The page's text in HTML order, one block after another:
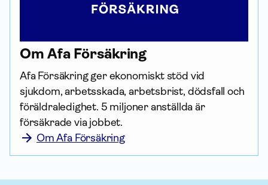
Om Afa För­säkring
Afa För­säkring ger ekonomiskt stöd vid
sjukdom, arbetsskada, arbetsbrist, dödsfall och
föräldraledighet. 5 miljoner anställda är
försäkrade via jobbet.
Om Afa Försäkring